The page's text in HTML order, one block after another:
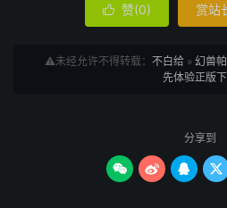
 赞(0) 赏站
⚠️未经允许不得转载： 不白给» 幻兽
先体验正版
分享到
   